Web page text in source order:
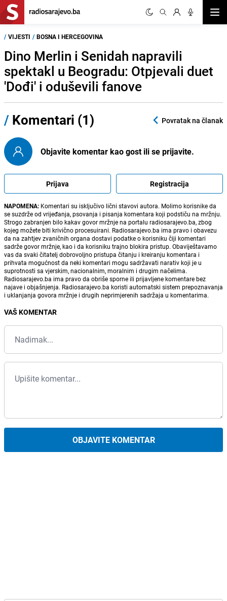
/ VIJESTI / BOSNA I HERCEGOVINA
Dino Merlin i Senidah napravili
spektakl u Beogradu: Otpjevali duet
'Dođi' i oduševili fanove
/ Komentari (1) Povratak na članak
Objavite komentar kao gost ili se prijavite.
Prijava Registracija
NAPOMENA: Komentari su isključivo lični stavovi autora. Molimo korisnike da
se suzdrže od vrijeđanja, psovanja i pisanja komentara koji podstiču na mržnju.
Strogo zabranjen bilo kakav govor mržnje na portalu radiosarajevo.ba, zbog
kojeg možete biti krivično procesuirani. Radiosarajevo.ba ima pravo i obavezu
da na zahtjev zvaničnih organa dostavi podatke o korisniku čiji komentari
sadrže govor mržnje, kao i da korisniku trajno blokira pristup. Obaviještavamo
vas da svaki čitatelj dobrovoljno pristupa čitanju i kreiranju komentara i
prihvata mogućnost da neki komentari mogu sadržavati narativ koji je u
suprotnosti sa vjerskim, nacionalnim, moralnim i drugim načelima.
Radiosarajevo.ba ima pravo da obriše sporne ili prijavljene komentare bez
najave i objašnjenja. Radiosarajevo.ba koristi automatski sistem prepoznavanja
i uklanjanja govora mržnje i drugih neprimjerenih sadržaja u komentarima.
VAŠ KOMENTAR
OBJAVITE KOMENTAR